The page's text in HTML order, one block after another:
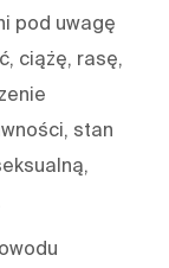
pod uwagę
ciążę, rasę,
stan